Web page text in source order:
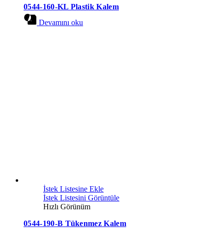
0544-160-KL Plastik Kalem
Devamını oku
İstek Listesine Ekle
İstek Listesini Görüntüle
Hızlı Görünüm
0544-190-B Tükenmez Kalem